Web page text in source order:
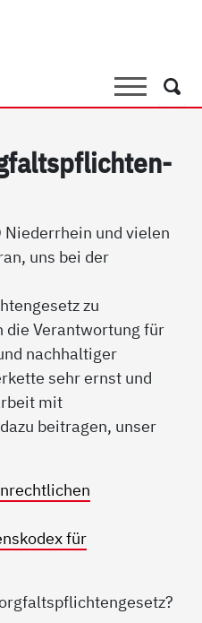
SucheSuche
und vielen
uns bei der
zu
die Verantwortung für
nachhaltiger
sehr ernst und
mit
beitragen, unser
für